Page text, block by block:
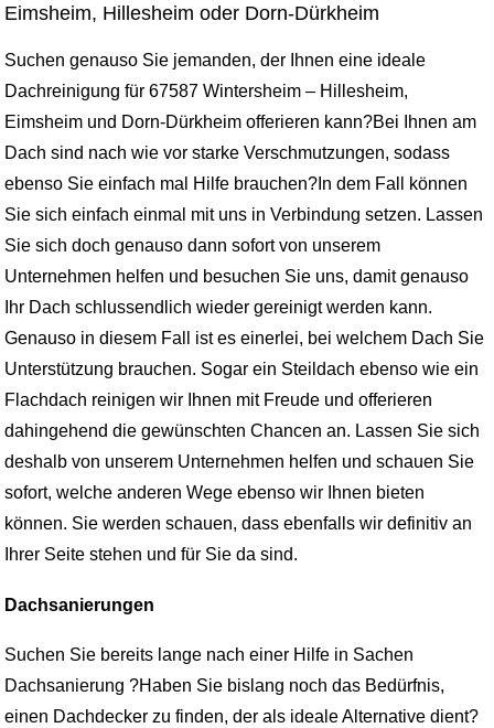
Eimsheim, Hillesheim oder Dorn-Dürkheim
Suchen genauso Sie jemanden, der Ihnen eine ideale
Dachreinigung für 67587 Wintersheim – Hillesheim,
Eimsheim und Dorn-Dürkheim offerieren kann?Bei Ihnen am
Dach sind nach wie vor starke Verschmutzungen, sodass
ebenso Sie einfach mal Hilfe brauchen?In dem Fall können
Sie sich einfach einmal mit uns in Verbindung setzen. Lassen
Sie sich doch genauso dann sofort von unserem
Unternehmen helfen und besuchen Sie uns, damit genauso
Ihr Dach schlussendlich wieder gereinigt werden kann.
Genauso in diesem Fall ist es einerlei, bei welchem Dach Sie
Unterstützung brauchen. Sogar ein Steildach ebenso wie ein
Flachdach reinigen wir Ihnen mit Freude und offerieren
dahingehend die gewünschten Chancen an. Lassen Sie sich
deshalb von unserem Unternehmen helfen und schauen Sie
sofort, welche anderen Wege ebenso wir Ihnen bieten
können. Sie werden schauen, dass ebenfalls wir definitiv an
Ihrer Seite stehen und für Sie da sind.
Dachsanierungen
Suchen Sie bereits lange nach einer Hilfe in Sachen
Dachsanierung ?Haben Sie bislang noch das Bedürfnis,
einen Dachdecker zu finden, der als ideale Alternative dient?